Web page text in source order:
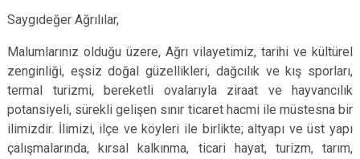
Saygıdeğer Ağrılılar,
Malumlarınız olduğu üzere, Ağrı vilayetimiz, tarihi ve kültürel
zenginliği, eşsiz doğal güzellikleri, dağcılık ve kış sporları,
termal turizmi, bereketli ovalarıyla ziraat ve hayvancılık
potansiyeli, sürekli gelişen sınır ticaret hacmi ile müstesna bir
ilimizdir. İlimizi, ilçe ve köyleri ile birlikte; altyapı ve üst yapı
çalışmalarında, kırsal kalkınma, ticari hayat, turizm, tarım,